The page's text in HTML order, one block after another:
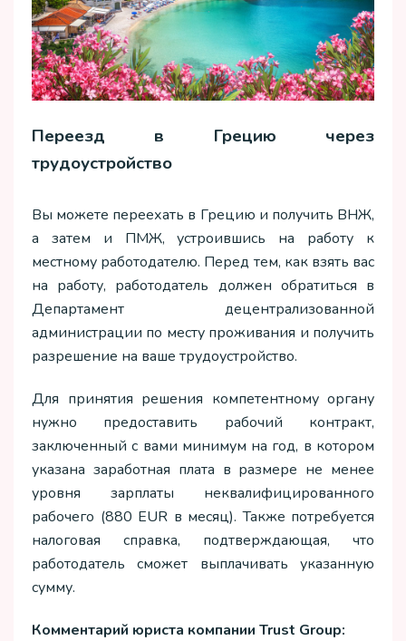
Переезд в Грецию через
трудоустройство
Вы можете переехать в Грецию и получить ВНЖ,
а затем и ПМЖ, устроившись на работу к
местному работодателю. Перед тем, как взять вас
на работу, работодатель должен обратиться в
Департамент децентрализованной
администрации по месту проживания и получить
разрешение на ваше трудоустройство.
Для принятия решения компетентному органу
нужно предоставить рабочий контракт,
заключенный с вами минимум на год, в котором
указана заработная плата в размере не менее
уровня зарплаты неквалифицированного
рабочего (880 EUR в месяц). Также потребуется
налоговая справка, подтверждающая, что
работодатель сможет выплачивать указанную
сумму.
Комментарий юриста компании Trust Group: